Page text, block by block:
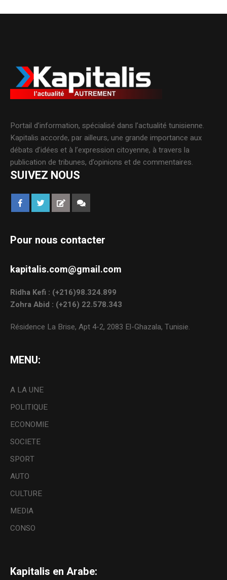
Portail d’information, spécialisé dans l’actualité tunisienne.
Kapitalis accorde, par ailleurs, une grande importance aux
débats d’idées et à l’expression citoyenne, à travers la
publication de tribunes, d’opinions et de commentaires.
SUIVEZ NOUS
Pour nous contacter
kapitalis.com@gmail.com
Ridha Kefi : (+216)98.324.899
Zohra Abid : (+216) 22.578.343
Résidence La Brise, Apt 4-2, 2083 El-Ghazala, Tunisie.
MENU:
A LA UNE
POLITIQUE
ECONOMIE
SOCIETE
SPORT
AUTO
CULTURE
MEDIA
CONSO
Kapitalis en Arabe: